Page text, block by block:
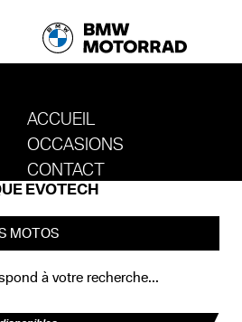
ACCUEIL
REVENIR AU SITE DE SPORT MOTO
OCCASIONS
CONTACT
EVOTECH
MOTOS
à votre recherche...